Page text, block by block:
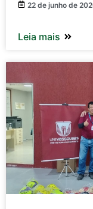
22 de junho de
Leia mais